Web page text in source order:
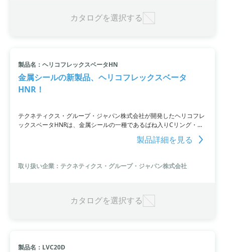
カタログを選択する
製品名：ヘリコフレックスベータHN
金属シールの新製品、ヘリコフレックスベータ
HNR！
テクネティクス・グループ・ジャパン株式会社が開発したヘリコフレ
ックスベータHNRは、金属シールの一種であるばね入りCリング・メ
タルシールです。特殊加工が施されたばねにより、従来のシールと比
べて30％程度も設計締付圧力を低減できます。さらに、正圧や高温の
製品詳細を見る
取り扱い企業：テクネティクス・グループ・ジャパン株式会社
カタログを選択する
製品名：LVC20D